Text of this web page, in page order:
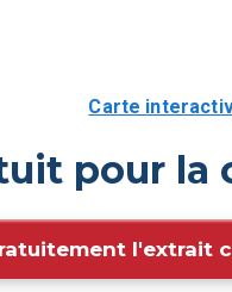
Carte
pour la
l'extrait